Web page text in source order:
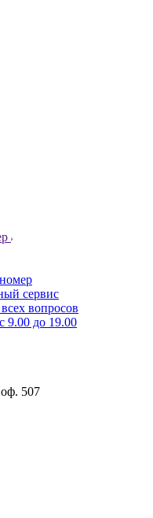
сервис
вопросов
9.00 до 19.00
507